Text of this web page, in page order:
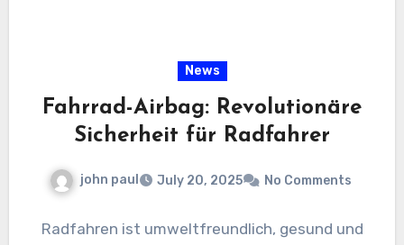
News
Fahrrad-Airbag: Revolutionäre
Sicherheit für Radfahrer
john paul July 20, 2025 No Comments
Radfahren ist umweltfreundlich, gesund und